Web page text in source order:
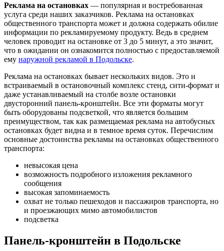
Реклама на остановках — популярная и востребованная
услуга среди наших заказчиков. Реклама на остановках
общественного транспорта может и должна содержать обилие
информации по рекламируемому продукту. Ведь в среднем
человек проводит на остановке от 3 до 5 минут, а это значит,
что в ожидании он ознакомится полностью с предоставляемой
ему наружной рекламой в Подольске.
Реклама на остановках бывает нескольких видов. Это и
встраиваемый в остановочный комплекс стенд, сити-формат и
даже устанавливаемый на столбе возле остановки
двусторонний панель-кронштейн. Все эти форматы могут
быть оборудованы подсветкой, что является большим
преимуществом, так как размещаемая реклама на автобусных
остановках будет видна и в темное время суток. Перечислим
основные достоинства рекламы на остановках общественного
транспорта:
невысокая цена
возможность подробного изложения рекламного
сообщения
высокая запоминаемость
охват не только пешеходов и пассажиров транспорта, но
и проезжающих мимо автомобилистов
подсветка
Панель-кронштейн в Подольске